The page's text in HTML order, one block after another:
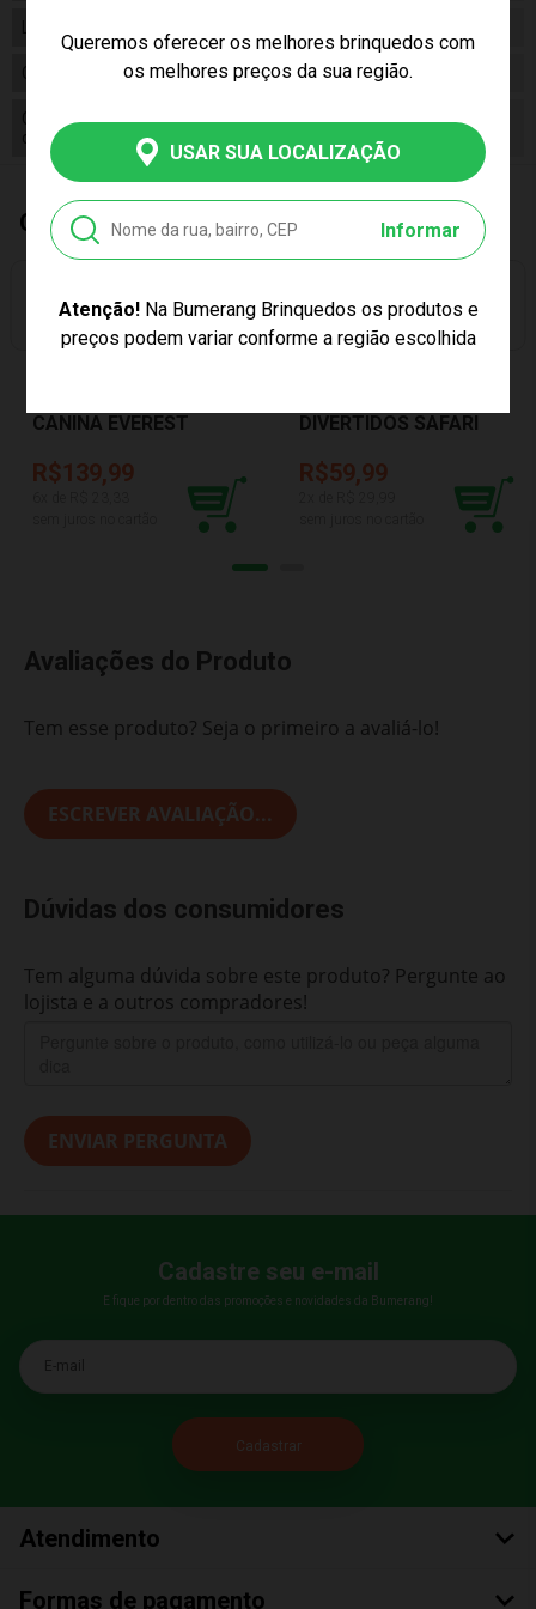
Queremos oferecer os melhores brinquedos com
os melhores preços da sua região.
USAR SUA LOCALIZAÇÃO
Informar
Atenção!Na Bumerang Brinquedos os produtos e
preços podem variar conforme a região escolhida
Código 1018
Código
de Barras
7896460310185
Quem Comprou, Também Levou
PREÇO EXCLUSIVO
CANINA EVEREST
R$139,99
PREÇO EXCLUSIVO
DIVERTIDOS SAFARI
R$59,99
Avaliações do Produto
Tem esse produto? Seja o primeiro a avaliá-lo!
ESCREVER AVALIAÇÃO...
Dúvidas dos consumidores
Tem alguma dúvida sobre este produto? Pergunte ao
lojista e a outros compradores!
ENVIAR PERGUNTA
Cadastre seu e-mail
E fique por dentro das promoções e novidades da Bumerang!
E-mail
Atendimento
Formas de pagamento